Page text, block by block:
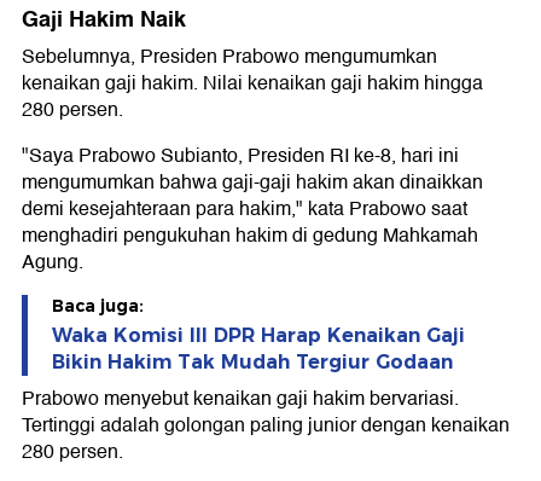
Gaji Hakim Naik
Sebelumnya, Presiden Prabowo mengumumkan
kenaikan gaji hakim. Nilai kenaikan gaji hakim hingga
280 persen.
"Saya Prabowo Subianto, Presiden RI ke-8, hari ini
mengumumkan bahwa gaji-gaji hakim akan dinaikkan
demi kesejahteraan para hakim," kata Prabowo saat
menghadiri pengukuhan hakim di gedung Mahkamah
Agung.
Baca juga:
Waka Komisi III DPR Harap Kenaikan Gaji
Bikin Hakim Tak Mudah Tergiur Godaan
Prabowo menyebut kenaikan gaji hakim bervariasi.
Tertinggi adalah golongan paling junior dengan kenaikan
280 persen.